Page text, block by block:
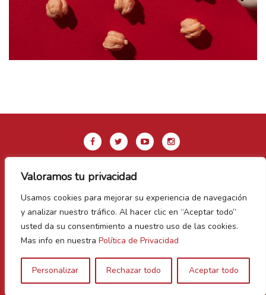
Valoramos tu privacidad
Usamos cookies para mejorar su experiencia de navegación
y analizar nuestro tráfico. Al hacer clic en “Aceptar todo”
usted da su consentimiento a nuestro uso de las cookies.
Mas info en nuestra Política de Privacidad
Personalizar Rechazar todo Aceptar todo
Aviso legal y Política de privacidad
Política de Cookies
Contacto
Canal de Denuncias